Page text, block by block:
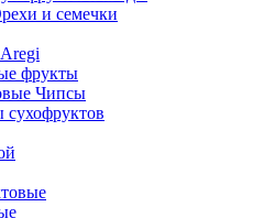
и семечки
фрукты
Чипсы